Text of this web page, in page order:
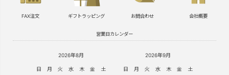
FAX注文 ギフトラッピング お問合わせ 会社概要
営業日カレンダー
2026年8月
日 月 火 水 木 金 土
2026年9月
日 月 火 水 木 金 土